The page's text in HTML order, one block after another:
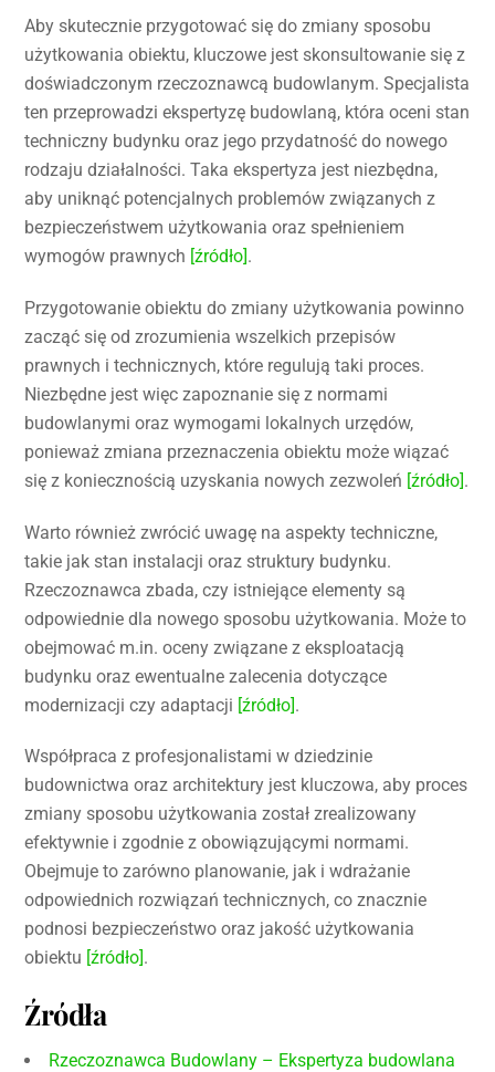
Aby skutecznie przygotować się do zmiany sposobu
użytkowania obiektu, kluczowe jest skonsultowanie się z
doświadczonym rzeczoznawcą budowlanym. Specjalista
ten przeprowadzi ekspertyzę budowlaną, która oceni stan
techniczny budynku oraz jego przydatność do nowego
rodzaju działalności. Taka ekspertyza jest niezbędna,
aby uniknąć potencjalnych problemów związanych z
bezpieczeństwem użytkowania oraz spełnieniem
wymogów prawnych [źródło].
Przygotowanie obiektu do zmiany użytkowania powinno
zacząć się od zrozumienia wszelkich przepisów
prawnych i technicznych, które regulują taki proces.
Niezbędne jest więc zapoznanie się z normami
budowlanymi oraz wymogami lokalnych urzędów,
ponieważ zmiana przeznaczenia obiektu może wiązać
się z koniecznością uzyskania nowych zezwoleń [źródło].
Warto również zwrócić uwagę na aspekty techniczne,
takie jak stan instalacji oraz struktury budynku.
Rzeczoznawca zbada, czy istniejące elementy są
odpowiednie dla nowego sposobu użytkowania. Może to
obejmować m.in. oceny związane z eksploatacją
budynku oraz ewentualne zalecenia dotyczące
modernizacji czy adaptacji [źródło].
Współpraca z profesjonalistami w dziedzinie
budownictwa oraz architektury jest kluczowa, aby proces
zmiany sposobu użytkowania został zrealizowany
efektywnie i zgodnie z obowiązującymi normami.
Obejmuje to zarówno planowanie, jak i wdrażanie
odpowiednich rozwiązań technicznych, co znacznie
podnosi bezpieczeństwo oraz jakość użytkowania
obiektu [źródło].
Źródła
Rzeczoznawca Budowlany – Ekspertyza budowlana